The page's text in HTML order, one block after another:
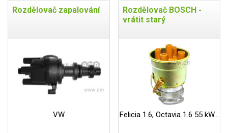
Rozdělovač zapalování
VW
Rozdělovač BOSCH -
vrátit starý
Felicia 1.6, Octavia 1.6 55 kW...